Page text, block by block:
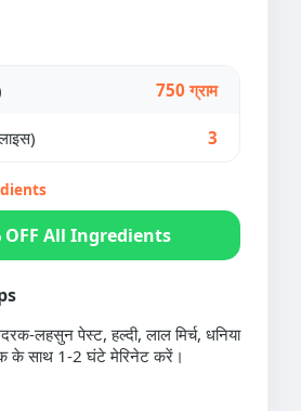
750 ग्राम
3
OFF All Ingredients
लहसुन पेस्ट, हल्दी, लाल मिर्च, धनिया
के साथ 1-2 घंटे मेरिनेट करें।